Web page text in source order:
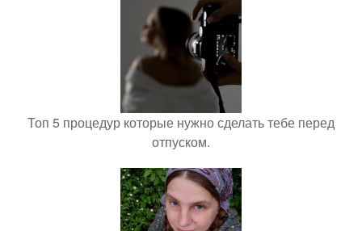
Топ 5 процедур которые нужно сделать тебе перед
отпуском.